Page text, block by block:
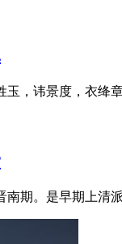
，讳景度，衣绛
期。是早期上清